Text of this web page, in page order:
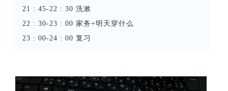
21 : 45-22 : 30 洗漱
22 : 30-23 : 00 家务+明天穿什么
23 : 00-24 : 00 复习